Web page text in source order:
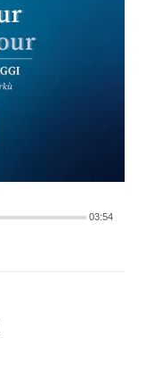
03:54